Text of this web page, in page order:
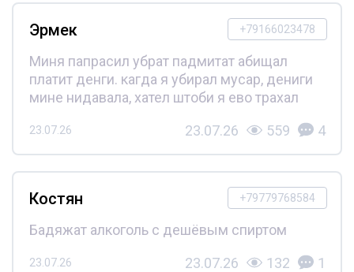
+79166023478
Эрмек
Миня папрасил убрат падмитат абищал
платит денги. кагда я убирал мусар, дениги
мине нидавала, хател штоби я ево трахал
23.07.26 23.07.26 559 4
+79779768584
Костян
Бадяжат алкоголь с дешёвым спиртом
23.07.26 23.07.26 132 1